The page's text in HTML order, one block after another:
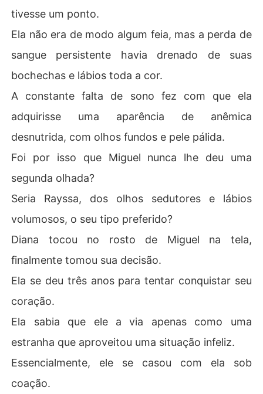
tivesse um ponto.
Ela não era de modo algum feia, mas a perda de
sangue persistente havia drenado de suas
bochechas e lábios toda a cor.
A constante falta de sono fez com que ela
adquirisse uma aparência de anêmica
desnutrida, com olhos fundos e pele pálida.
Foi por isso que Miguel nunca lhe deu uma
segunda olhada?
Seria Rayssa, dos olhos sedutores e lábios
volumosos, o seu tipo preferido?
Diana tocou no rosto de Miguel na tela,
finalmente tomou sua decisão.
Ela se deu três anos para tentar conquistar seu
coração.
Ela sabia que ele a via apenas como uma
estranha que aproveitou uma situação infeliz.
Essencialmente, ele se casou com ela sob
coação.